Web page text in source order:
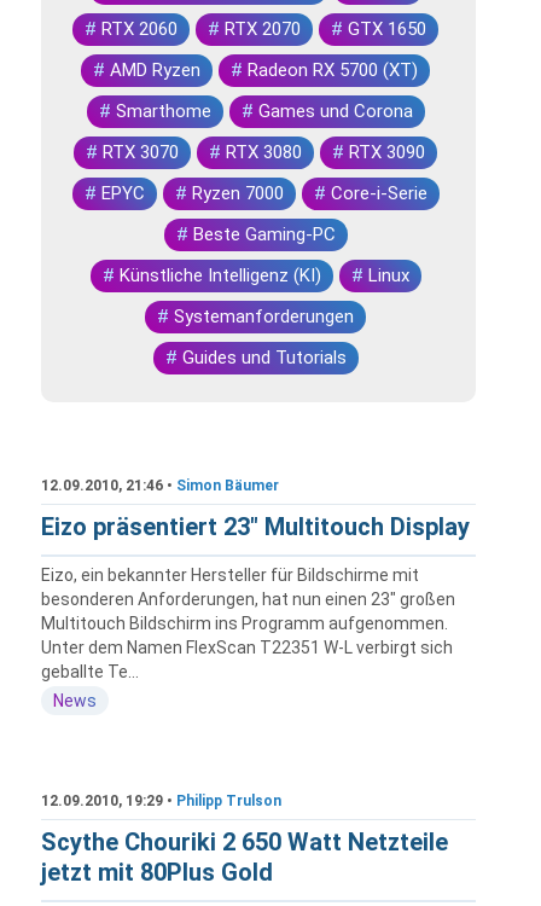
# RTX 2060 # RTX 2070 # GTX 1650
# AMD Ryzen # Radeon RX 5700 (XT)
# Smarthome # Games und Corona
# RTX 3070 # RTX 3080 # RTX 3090
# EPYC # Ryzen 7000 # Core-i-Serie
# Beste Gaming-PC
# Künstliche Intelligenz (KI) # Linux
# Systemanforderungen
# Guides und Tutorials
12.09.2010, 21:46 • Simon Bäumer
Eizo präsentiert 23" Multitouch Display
Eizo, ein bekannter Hersteller für Bildschirme mit
besonderen Anforderungen, hat nun einen 23" großen
Multitouch Bildschirm ins Programm aufgenommen.
Unter dem Namen FlexScan T22351 W-L verbirgt sich
geballte Te...
News
12.09.2010, 19:29 • Philipp Trulson
Scythe Chouriki 2 650 Watt Netzteile
jetzt mit 80Plus Gold